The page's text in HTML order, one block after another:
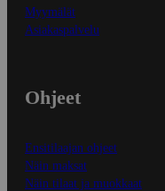
Myymälät
Asiakaspalvelu
Ohjeet
Ensitilaajan ohjeet
Näin maksat
Näin tilaat ja muokkaat